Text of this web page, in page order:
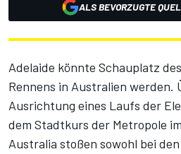
ALS BEVORZUGTE
Adelaide könnte Schauplatz
Rennens in Australien werden.
Ausrichtung eines Laufs der
dem Stadtkurs der Metropole
Australia stoßen sowohl bei